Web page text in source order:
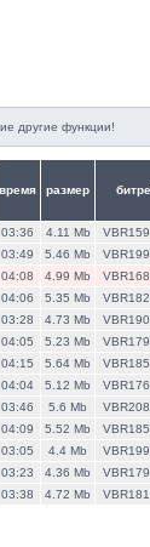
другие функции!
время размер
03:36 4.11 Mb
03:49 5.46 Mb
04:08 4.99 Mb
04:06 5.35 Mb
03:28 4.73 Mb
04:05 5.23 Mb
04:15 5.64 Mb
04:04 5.12 Mb
03:46 5.6 Mb
04:09 5.52 Mb
03:05 4.4 Mb
03:23 4.36 Mb
03:38 4.72 Mb